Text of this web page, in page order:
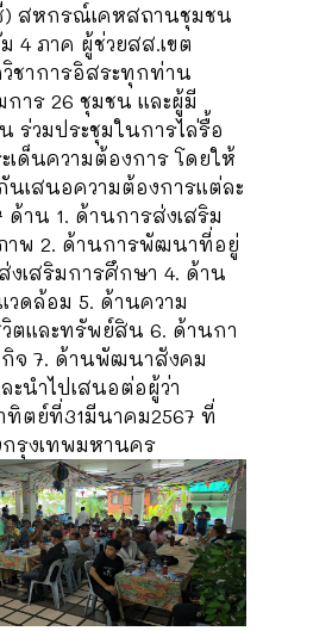
) สหกรณ์เคหสถานชุมชน
4 ภาค ผู้ช่วยสส.เขต
ชาการอิสระทุกท่าน
าร 26 ชุมชน และผู้มี
ร่วมประชุมในการไล่รื้อ
เด็นความต้องการ โดยให้
นเสนอความต้องการแต่ละ
าน 1. ด้านการส่งเสริม
าพ 2. ด้านการพัฒนาที่อยู่
งเสริมการศึกษา 4. ด้าน
วดล้อม 5. ด้านความ
ตและทรัพย์สิน 6. ด้านกา
จ 7. ด้านพัฒนาสังคม
ะนำไปเสนอต่อผู้ว่า
ตย์ที่31มีนาคม2567 ที่
กรุงเทพมหานคร